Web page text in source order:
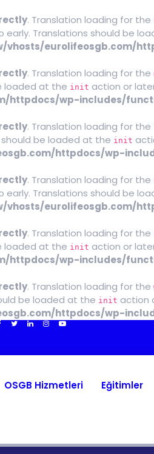
. Translation loading for the
Translations should be
vhosts/eurolifeosgb.com/
. Translation loading for the
loaded at the init action or
httpdocs/wp-includes/
. Translation loading for the
be loaded at the init
httpdocs/wp-
. Translation loading for the
Translations should be
vhosts/eurolifeosgb.com/
. Translation loading for the
loaded at the init action or
httpdocs/wp-includes/
. Translation loading for the
be loaded at the init action
httpdocs/wp-
OSGB Hizmetleri Eğitimler